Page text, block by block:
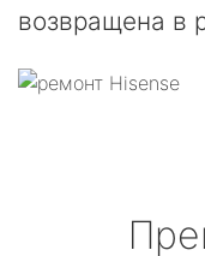
возвращена в